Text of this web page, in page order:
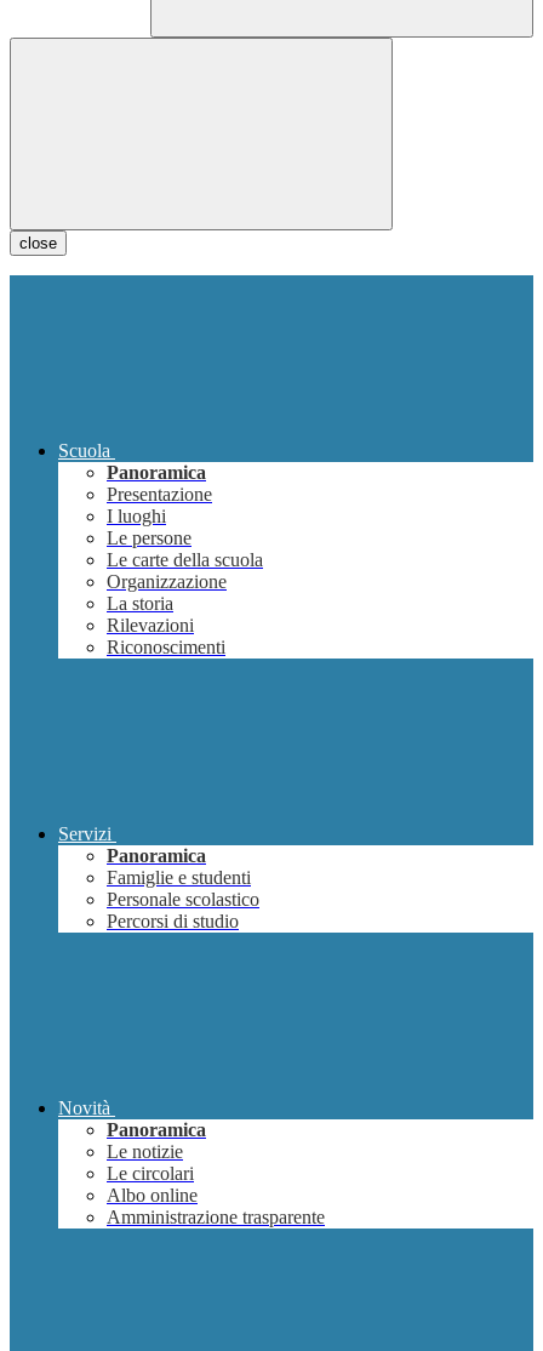
close
Scuola
Panoramica
Presentazione
I luoghi
Le persone
Le carte della scuola
Organizzazione
La storia
Rilevazioni
Riconoscimenti
Servizi
Panoramica
Famiglie e studenti
Personale scolastico
Percorsi di studio
Novità
Panoramica
Le notizie
Le circolari
Albo online
Amministrazione trasparente